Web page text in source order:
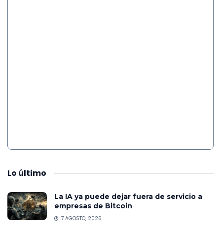
Lo último
La IA ya puede dejar fuera de servicio a
empresas de Bitcoin
7 AGOSTO, 2026